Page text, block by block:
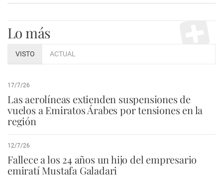
Lo más
VISTO ACTUAL
17/7/26
Las aerolíneas extienden suspensiones de
vuelos a Emiratos Árabes por tensiones en la
región
12/7/26
Fallece a los 24 años un hijo del empresario
emiratí Mustafa Galadari